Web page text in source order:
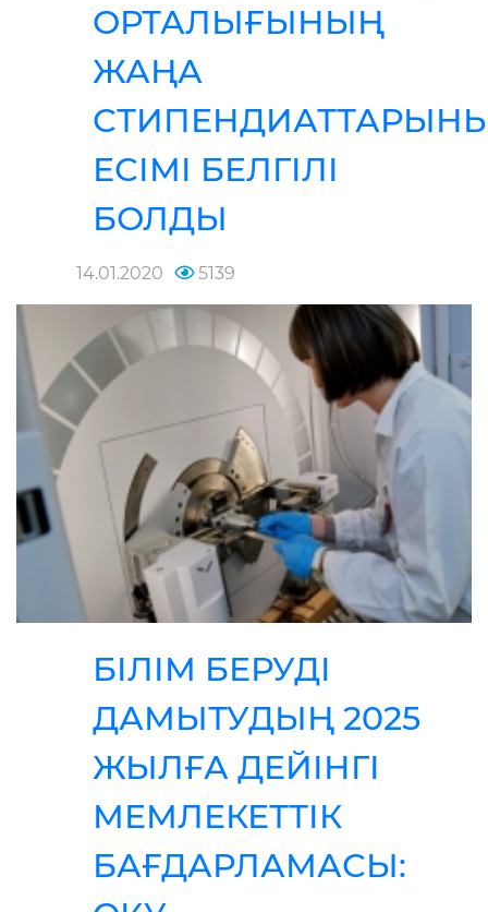
ОРТАЛЫҒЫНЫҢ
ЖАҢА
ЕСІМІ БЕЛГІЛІ
БОЛДЫ
14.01.2020 5139
БІЛІМ БЕРУДІ
ДАМЫТУДЫҢ 2025
ЖЫЛҒА ДЕЙІНГІ
МЕМЛЕКЕТТІК
БАҒДАРЛАМАСЫ: